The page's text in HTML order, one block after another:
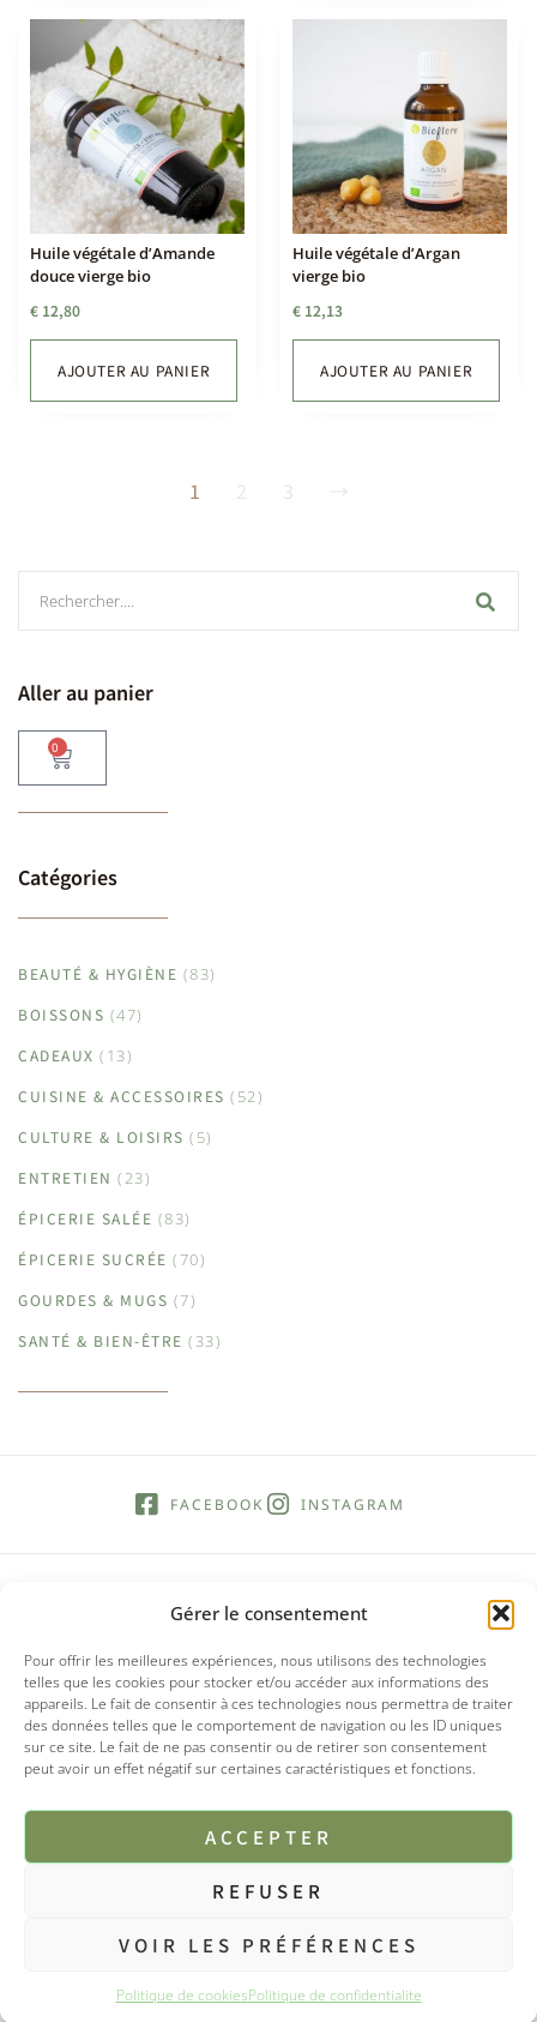
Gérer le consentement
Pour offrir les meilleures expériences, nous utilisons des technologies
telles que les cookies pour stocker et/ou accéder aux informations des
appareils. Le fait de consentir à ces technologies nous permettra de traiter
des données telles que le comportement de navigation ou les ID uniques
sur ce site. Le fait de ne pas consentir ou de retirer son consentement
peut avoir un effet négatif sur certaines caractéristiques et fonctions.
ACCEPTER
REFUSER
VOIR LES PRÉFÉRENCES
Politique de cookiesPolitique de confidentialite
Aller au panier
0
Catégories
BEAUTÉ & HYGIÈNE (83)
BOISSONS (47)
CADEAUX (13)
CUISINE & ACCESSOIRES (52)
CULTURE & LOISIRS (5)
ENTRETIEN (23)
ÉPICERIE SALÉE (83)
ÉPICERIE SUCRÉE (70)
GOURDES & MUGS (7)
SANTÉ & BIEN-ÊTRE (33)
Huile végétale d’Amande
douce vierge bio
€ 12,80
AJOUTER AU PANIER
Huile végétale d’Argan
vierge bio
€ 12,13
AJOUTER AU PANIER
1 2 3 →
FACEBOOK INSTAGRAM